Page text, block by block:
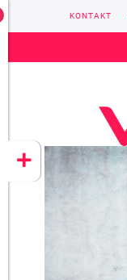
CONZEPT 16
YEET
KONTAKT